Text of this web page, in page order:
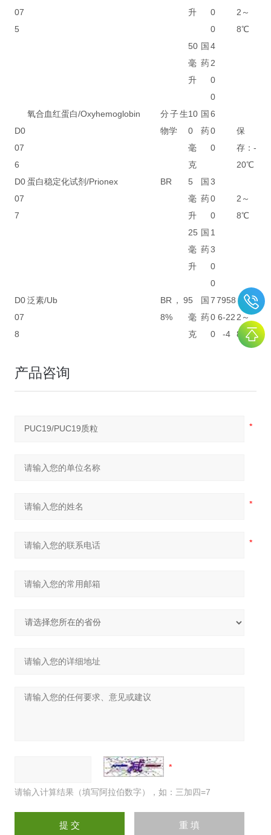
07
5
升
0
0
2～
8℃
50
毫
升
国
药
4
2
0
0
D0
07
6
氧合血红蛋白/Oxyhemoglobin
分子生
物学
10
0
毫
克
国
药
6
0
0
保
存：-
20℃
D0
07
7
蛋白稳定化试剂/Prionex BR
5
毫
升
国
药
3
0
0
2～
8℃
25
毫
升
国
药
1
3
0
0
D0
07
8
泛素/Ub
BR，9
8%
5
毫
克
国
药
7
0
0
7958
6-22
-4
2～
8℃
产品咨询
请输入计算结果（填写阿拉伯数字），如：三加四=7